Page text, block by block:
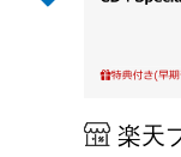
楽天